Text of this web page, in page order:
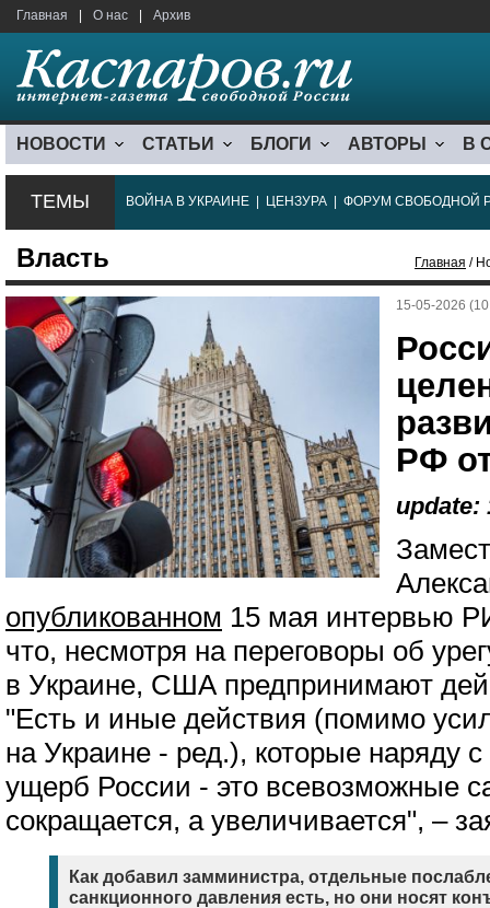
Главная О нас Архив
НОВОСТИ СТАТЬИ БЛОГИ АВТОРЫ В
ТЕМЫ ВОЙНА В УКРАИНЕ ЦЕНЗУРА ФОРУМ СВОБОДНОЙ
Власть Главная /
15-05-2026
РФ
update:
опубликованном 15 мая интервью
что, несмотря на переговоры об
в Украине, США предпринимают
"Есть и иные действия (помимо
на Украине - ред.), которые наряду
ущерб России - это всевозможные
сокращается, а увеличивается", –
Как добавил замминистра, отдельные
санкционного давления есть, но они носят